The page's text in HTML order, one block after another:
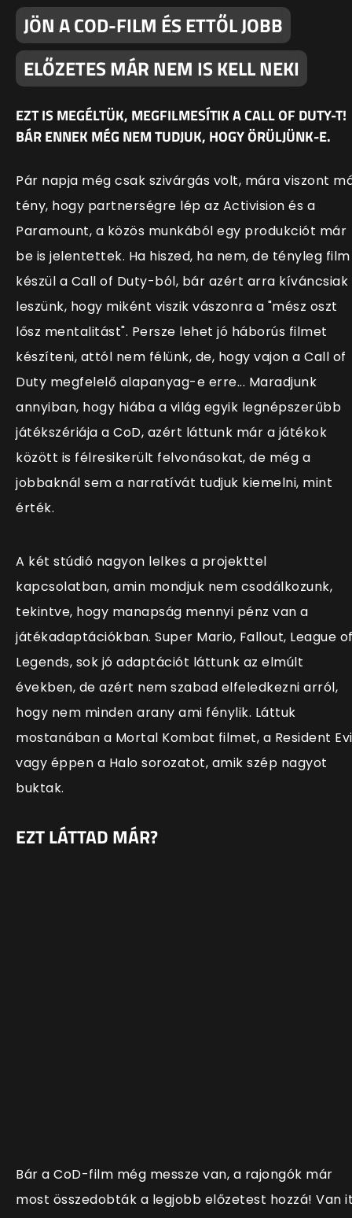
JÖN A COD-FILM ÉS ETTŐL JOBB
ELŐZETES MÁR NEM IS KELL NEKI
EZT IS MEGÉLTÜK, MEGFILMESÍTIK A CALL OF DUTY-T!
BÁR ENNEK MÉG NEM TUDJUK, HOGY ÖRÜLJÜNK-E.
Pár napja még csak szivárgás volt, mára viszont
tény, hogy partnerségre lép az Activision és a
Paramount, a közös munkából egy produkciót már
be is jelentettek. Ha hiszed, ha nem, de tényleg film
készül a Call of Duty-ból, bár azért arra kíváncsiak
leszünk, hogy miként viszik vászonra a "mész oszt
lősz mentalitást". Persze lehet jó háborús filmet
készíteni, attól nem félünk, de, hogy vajon a Call of
Duty megfelelő alapanyag-e erre... Maradjunk
annyiban, hogy hiába a világ egyik legnépszerűbb
játékszériája a CoD, azért láttunk már a játékok
között is félresikerült felvonásokat, de még a
jobbaknál sem a narratívát tudjuk kiemelni, mint
érték.
A két stúdió nagyon lelkes a projekttel
kapcsolatban, amin mondjuk nem csodálkozunk,
tekintve, hogy manapság mennyi pénz van a
játékadaptációkban. Super Mario, Fallout, League
Legends, sok jó adaptációt láttunk az elmúlt
években, de azért nem szabad elfeledkezni arról,
hogy nem minden arany ami fénylik. Láttuk
mostanában a Mortal Kombat filmet, a Resident
vagy éppen a Halo sorozatot, amik szép nagyot
buktak.
EZT LÁTTAD MÁR?
Bár a CoD-film még messze van, a rajongók már
most összedobták a legjobb előzetest hozzá! Van